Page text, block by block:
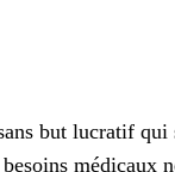
but lucratif
médicaux